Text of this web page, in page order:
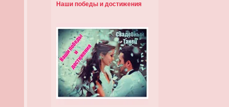
Наши победы и достижения